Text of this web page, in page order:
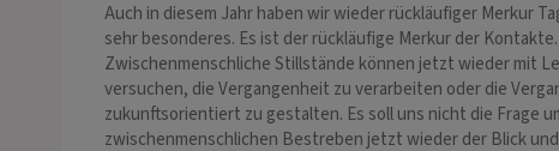
Auch in diesem Jahr haben wir wieder rückläufiger Merkur
sehr besonderes. Es ist der rückläufige Merkur der
Zwischenmenschliche Stillstände können jetzt wieder mit
versuchen, die Vergangenheit zu verarbeiten oder die
zukunftsorientiert zu gestalten. Es soll uns nicht die Frage
zwischenmenschlichen Bestreben jetzt wieder der Blick